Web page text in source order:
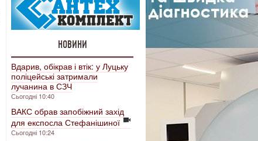
НОВИНИ
Вдарив, обікрав і втік: у Луцьку
поліцейські затримали
лучанина в СЗЧ
Сьогодні 10:40
ВАКС обрав запобіжний захід
для експосла Стефанішиної
Сьогодні 10:24